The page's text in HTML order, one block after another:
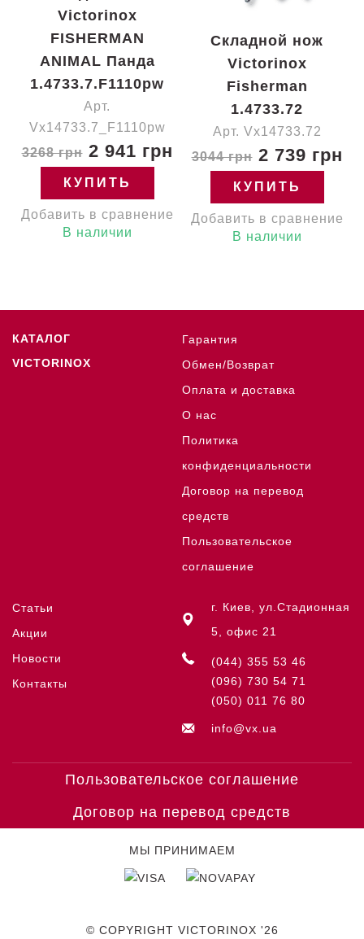
Victorinox
FISHERMAN
ANIMAL Панда
1.4733.7.F1110pw
Арт.
Vx14733.7_F1110pw
3268 грн2 941 грн
КУПИТЬ
Добавить в сравнение
В наличии
Складной нож
Victorinox
Fisherman
1.4733.72
Арт. Vx14733.72
3044 грн2 739 грн
КУПИТЬ
Добавить в сравнение
В наличии
КАТАЛОГ
VICTORINOX
Гарантия
Обмен/Возврат
Оплата и доставка
О нас
Политика
конфиденциальности
Договор на перевод
средств
Пользовательское
соглашение
Статьи
Акции
Новости
Контакты
г. Киев, ул.Стадионная
5, офис 21
(044) 355 53 46
(096) 730 54 71
(050) 011 76 80
info@vx.ua
Пользовательское соглашение
Договор на перевод средств
МЫ ПРИНИМАЕМ
© COPYRIGHT VICTORINOX '26